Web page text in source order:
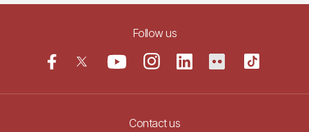
Follow us
Contact us